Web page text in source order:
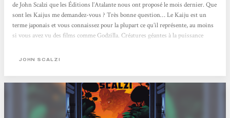
de John Scalzi que les Éditions l’Atalante nous ont proposé le mois dernier. Que
sont les Kaijus me demandez-vous ? Très bonne question… Le Kaiju est un
terme japonais et vous connaissez pour la plupart ce qu’il représente, au moins
si vous avez vu des films comme Godzilla. Créatures géantes à la puissance
notamment d’un point de vue cinématographique. Un destin qui s’éloigne de
JOHN SCALZI